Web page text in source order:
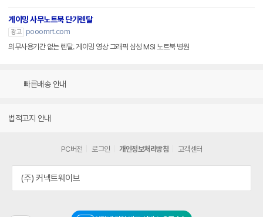
게이밍 사무노트북 단기렌탈
광고
pooomrt.com
의무사용기간 없는 렌탈. 게이밍 영상 그래픽 삼성 MSI 노트북 병원
빠른배송 안내
법적고지 안내
PC버전 로그인 개인정보처리방침 고객센터
(주) 커넥트웨이브